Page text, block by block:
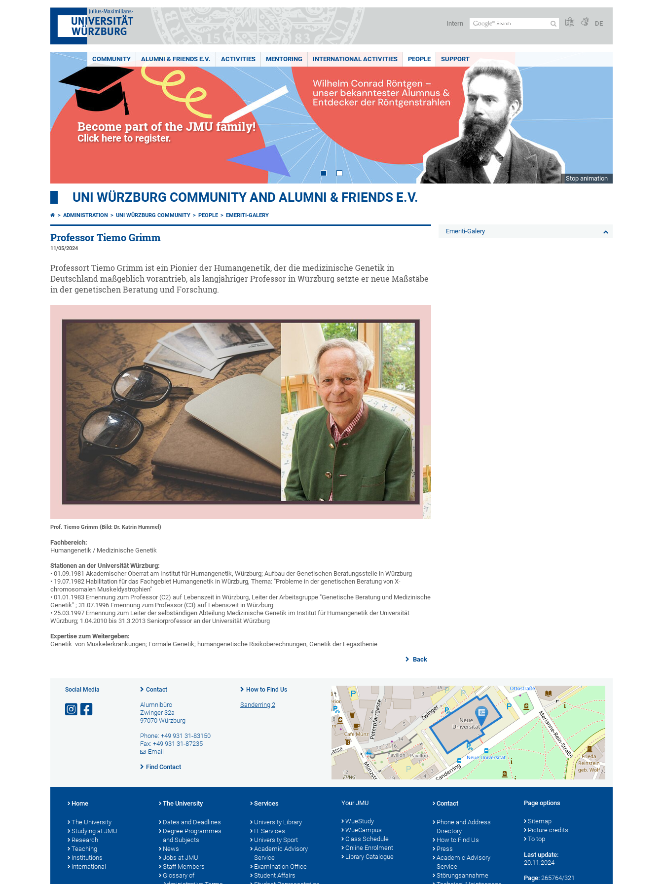
Intern DE
COMMUNITY ALUMNI & FRIENDS E.V. ACTIVITIES MENTORING INTERNATIONAL ACTIVITIES PEOPLE SUPPORT
Become part of the JMU family!
Click here to register.
Stop animation
UNI WÜRZBURG COMMUNITY AND ALUMNI & FRIENDS E.V.
ADMINISTRATION UNI WÜRZBURG COMMUNITY PEOPLE EMERITI-GALERY
Professor Tiemo Grimm
11/05/2024
Professort Tiemo Grimm ist ein Pionier der Humangenetik, der die medizinische Genetik in
Deutschland maßgeblich vorantrieb, als langjähriger Professor in Würzburg setzte er neue Maßstäbe
in der genetischen Beratung und Forschung.
Prof. Tiemo Grimm (Bild: Dr. Katrin Hummel)
Fachbereich:
Humangenetik / Medizinische Genetik
Stationen an der Universität Würzburg:
• 01.09.1981 Akademischer Oberrat am Institut für Humangenetik, Würzburg; Aufbau der Genetischen Beratungsstelle in Würzburg
• 19.07.1982 Habilitation für das Fachgebiet Humangenetik in Würzburg, Thema: "Probleme in der genetischen Beratung von X-
chromosomalen Muskeldystrophien"
• 01.01.1983 Ernennung zum Professor (C2) auf Lebenszeit in Würzburg, Leiter der Arbeitsgruppe "Genetische Beratung und Medizinische
Genetik" ; 31.07.1996 Ernennung zum Professor (C3) auf Lebenszeit in Würzburg
• 25.03.1997 Ernennung zum Leiter der selbständigen Abteilung Medizinische Genetik im Institut für Humangenetik der Universität
Würzburg; 1.04.2010 bis 31.3.2013 Seniorprofessor an der Universität Würzburg
Expertise zum Weitergeben:
Genetik von Muskelerkrankungen; Formale Genetik; humangenetische Risikoberechnungen, Genetik der Legasthenie
Back
Emeriti-Galery
Social Media Contact
Alumnibüro
Zwinger 32a
97070 Würzburg
Phone: +49 931 31-83150
Fax: +49 931 31-87235
Email
Find Contact
How to Find Us
Sanderring 2
Home
The University
Studying at JMU
Research
Teaching
Institutions
International
The University
Dates and Deadlines
Degree Programmes
and Subjects
News
Jobs at JMU
Staff Members
Glossary of
Services
University Library
IT Services
University Sport
Academic Advisory
Service
Examination Office
Student Affairs
Your JMU
WueStudy
WueCampus
Class Schedule
Online Enrolment
Library Catalogue
Contact
Phone and Address
Directory
How to Find Us
Press
Academic Advisory
Service
Störungsannahme
Page options
Sitemap
Picture credits
To top
Last update:
20.11.2024
Page: 265764/321